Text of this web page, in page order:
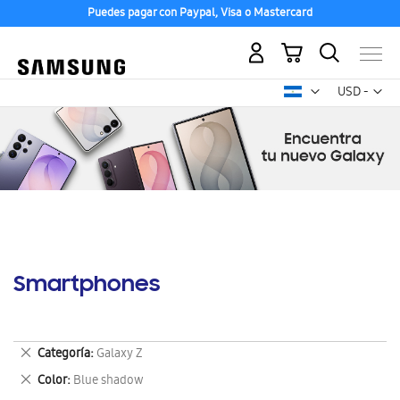
Puedes pagar con Paypal, Visa o Mastercard
USD -
dólar
Mi carrito
Smartphones
Categoría Galaxy Z
Eliminar
este
artículo
Color Blue shadow
Eliminar